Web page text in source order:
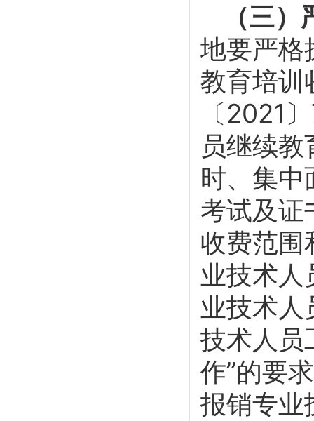
（三
地要严格
教育培训
〔2021
员继续
时、集中
考试及证
收费范围
业技术人
业技术人
技术人员
作”的要
报销专业